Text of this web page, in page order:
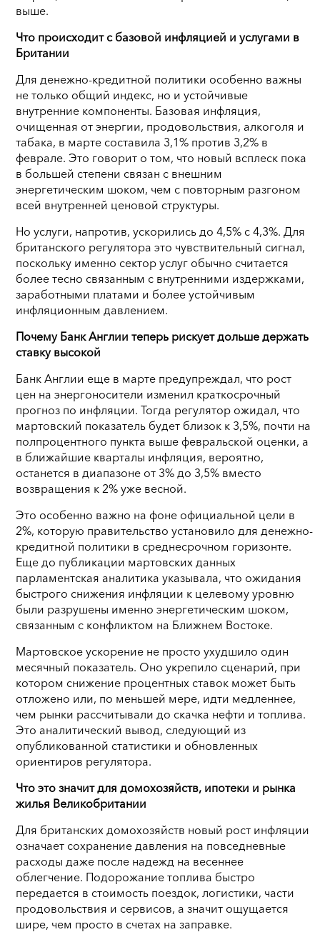
выше.
Что происходит с базовой инфляцией и услугами в
Британии
Для денежно-кредитной политики особенно важны
не только общий индекс, но и устойчивые
внутренние компоненты. Базовая инфляция,
очищенная от энергии, продовольствия, алкоголя и
табака, в марте составила 3,1% против 3,2% в
феврале. Это говорит о том, что новый всплеск пока
в большей степени связан с внешним
энергетическим шоком, чем с повторным разгоном
всей внутренней ценовой структуры.
Но услуги, напротив, ускорились до 4,5% с 4,3%. Для
британского регулятора это чувствительный сигнал,
поскольку именно сектор услуг обычно считается
более тесно связанным с внутренними издержками,
заработными платами и более устойчивым
инфляционным давлением.
Почему Банк Англии теперь рискует дольше держать
ставку высокой
Банк Англии еще в марте предупреждал, что рост
цен на энергоносители изменил краткосрочный
прогноз по инфляции. Тогда регулятор ожидал, что
мартовский показатель будет близок к 3,5%, почти на
полпроцентного пункта выше февральской оценки, а
в ближайшие кварталы инфляция, вероятно,
останется в диапазоне от 3% до 3,5% вместо
возвращения к 2% уже весной.
Это особенно важно на фоне официальной цели в
2%, которую правительство установило для денежно-
кредитной политики в среднесрочном горизонте.
Еще до публикации мартовских данных
парламентская аналитика указывала, что ожидания
быстрого снижения инфляции к целевому уровню
были разрушены именно энергетическим шоком,
связанным с конфликтом на Ближнем Востоке.
Мартовское ускорение не просто ухудшило один
месячный показатель. Оно укрепило сценарий, при
котором снижение процентных ставок может быть
отложено или, по меньшей мере, идти медленнее,
чем рынки рассчитывали до скачка нефти и топлива.
Это аналитический вывод, следующий из
опубликованной статистики и обновленных
ориентиров регулятора.
Что это значит для домохозяйств, ипотеки и рынка
жилья Великобритании
Для британских домохозяйств новый рост инфляции
означает сохранение давления на повседневные
расходы даже после надежд на весеннее
облегчение. Подорожание топлива быстро
передается в стоимость поездок, логистики, части
продовольствия и сервисов, а значит ощущается
шире, чем просто в счетах на заправке.